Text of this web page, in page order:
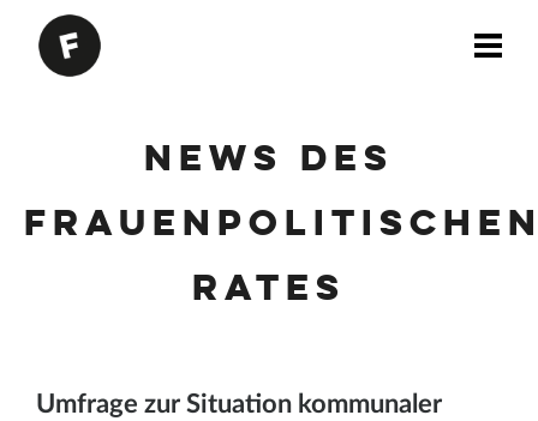
News des
Rates
Umfrage zur Situation kommunaler